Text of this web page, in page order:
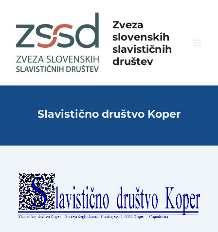
content
Zveza
slovenskih
slavističnih
društev
Slavistično društvo Koper